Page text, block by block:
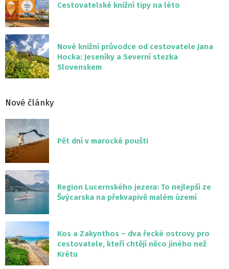
Cestovatelské knižní tipy na léto
Nové knižní průvodce od cestovatele Jana
Hocka: Jeseníky a Severní stezka
Slovenskem
Nové články
Pět dní v marocké poušti
Region Lucernského jezera: To nejlepší ze
Švýcarska na překvapivě malém území
Kos a Zakynthos – dva řecké ostrovy pro
cestovatele, kteří chtějí něco jiného než
Krétu